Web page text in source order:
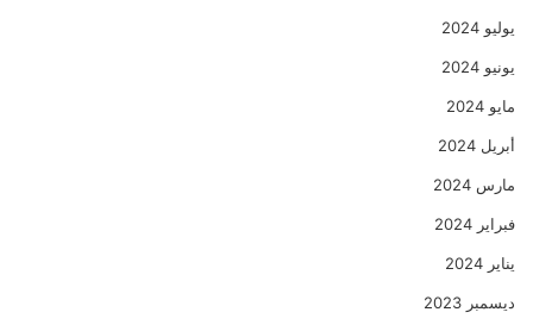
يوليو 2024
يونيو 2024
مايو 2024
أبريل 2024
مارس 2024
فبراير 2024
يناير 2024
ديسمبر 2023